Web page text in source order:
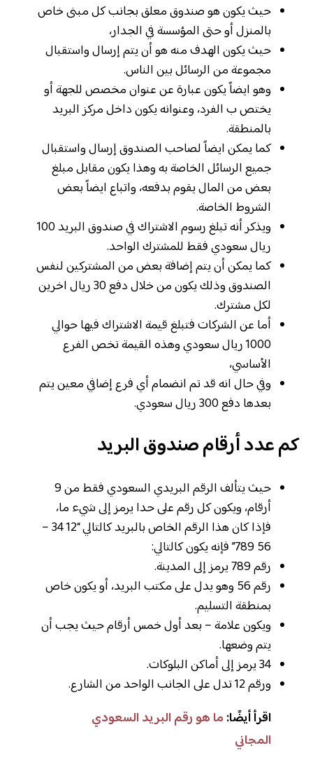
حيث يكون هو صندوق معلق بجانب كل مبنى خاص
بالمنزل أو حتى المؤسسة في الجدار،
حيث يكون الهدف منه هو أن يتم إرسال واستقبال
مجموعة من الرسائل بين الناس.
وهو ايضاً يكون عبارة عن عنوان مخصص للجهة أو
يختص ب الفرد، وعنوانه يكون داخل مركز البريد
بالمنطقة.
كما يمكن ايضاً لصاحب الصندوق إرسال واستقبال
جميع الرسائل الخاصة به وهذا يكون مقابل مبلغ
بعض من المال يقوم بدفعه، واتباع ايضاً بعض
الشروط الخاصة.
ويذكر أنه تبلغ رسوم الاشتراك في صندوق البريد 100
ريال سعودي فقط للمشترك الواحد.
كما يمكن أن يتم إضافة بعض من المشتركين لنفس
الصندوق وذلك يكون من خلال دفع 30 ريال اخرين
لكل مشترك.
أما عن الشركات فتبلغ قيمة الاشتراك فيها حوالي
1000 ريال سعودي وهذه القيمة تخص الفرع
الأساسي،
وفي حال انه قد تم انضمام أي فرع إضافي معين يتم
بعدها دفع 300 ريال سعودي.
كم عدد أرقام صندوق البريد
حيث يتألف الرقم البريدي السعودي فقط من 9
أرقام، ويكون كل رقم على حدا يرمز إلى شيء ما،
فإذا كان هذا الرقم الخاص بالبريد كالتالي “12 34 –
56 789” فإنه يكون كالتالي:
رقم 789 يرمز إلى المدينة.
رقم 56 وهو يدل على مكتب البريد، أو يكون خاص
بمنطقة التسليم.
ويكون علامة – بعد أول خمس أرقام حيث يجب أن
يتم وضعها.
34 يرمز إلى أماكن البلوكات.
ورقم 12 تدل على الجانب الواحد من الشارع.
اقرأ أيضًا: ما هو رقم البريد السعودي
المجاني